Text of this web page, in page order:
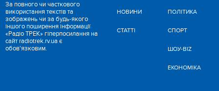
За повного чи часткового
використання текстів та
зображень чи за будь-якого
іншого поширення інформації
«Радіо ТРЕК» гіперпосилання на
сайт radiotrek.rv.ua є
обов'язковим.
НОВИНИ
СТАТТІ
ПОЛІТИКА
СПОРТ
ШОУ-BIZ
ЕКОНОМІКА